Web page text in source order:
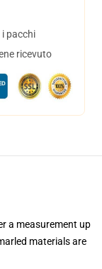
pacchi
ricevuto
a measurement up
materials are